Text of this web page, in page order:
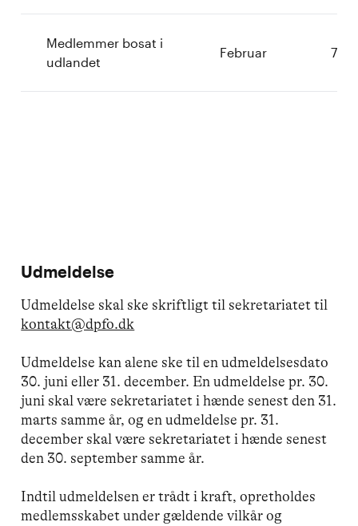
Medlemmer bosat i
udlandet
Februar
Udmeldelse
Udmeldelse skal ske skriftligt til sekretariatet til
kontakt@dpfo.dk
Udmeldelse kan alene ske til en udmeldelsesdato
30. juni eller 31. december. En udmeldelse pr. 30.
juni skal være sekretariatet i hænde senest den 31.
marts samme år, og en udmeldelse pr. 31.
december skal være sekretariatet i hænde senest
den 30. september samme år.
Indtil udmeldelsen er trådt i kraft, opretholdes
medlemsskabet under gældende vilkår og